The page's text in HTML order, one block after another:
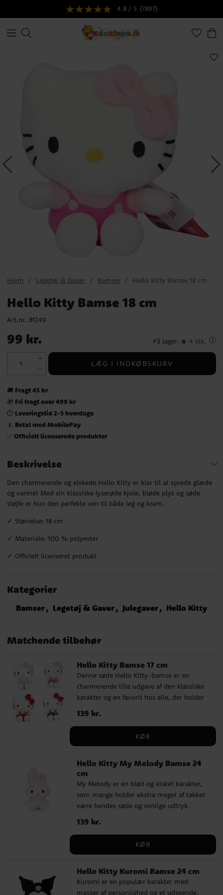
4.8 / 5 (7897)
Hjem Legetøj & Gaver Bamser Hello Kitty Bamse 18 cm
Hello Kitty Bamse 18 cm
Art.nr. 81249
Pris: 99 kr.
99 kr. På lager: 4 stk.
LÆG I INDKØBSKURV
🚚 Fragt 45 kr
🎁 Fri fragt over 499 kr
⏱️ Leveringstid 2-3 hverdage
📱 Betal med MobilePay
✅ Officielt licenserede produkter
Beskrivelse
Den charmerende og elskede Hello Kitty er klar til at sprede glæde
og varme! Med sin klassiske lyserøde kjole, bløde plys og søde
sløjfe er hun den perfekte ven til både leg og kram.
✓ Størrelse: 18 cm
✓ Materiale: 100 % polyester
✓ Officielt licenseret produkt
Kategorier
Bamser Legetøj & Gaver Julegaver Hello Kitty
Matchende tilbehør
Hello Kitty Bamse 17 cm
Denne søde Hello Kitty-bamse er en
charmerende lille udgave af den klassiske
karakter og en favorit hos alle, der holder
af hende. Med sit velkendte udseende og
sine fine farvedetaljer bliver den en
stående fremme på værelset. Bamsen
forskellige farver, hvilket gør det ekstra
sjovt, når det bliver en overraskelse,
hvilken variant der følger med hjem. En fin
lille gave til både børn og Hello Kitty-fans.
✔️ Højde: 17 cm ✔️ Fremstillet af 100 %
polyester ✔️ Officielt licenseret produkt
Pris :139 kr.
139 kr.
KØB
Hello Kitty My Melody Bamse 24
cm
My Melody er en blød og elsket karakter,
som mange holder ekstra meget af takket
være hendes søde og venlige udtryk.
på en fin måde og passer perfekt til dig,
charme. Denne bamse er en værdsat gave
kramme, lege med eller have stående som
en fin detalje på børneværelset. ✓ Højde:
Pris :139 kr.
139 kr.
KØB
Hello Kitty Kuromi Bamse 24 cm
Kuromi er en populær karakter med
masser af personlighed og et udseende,